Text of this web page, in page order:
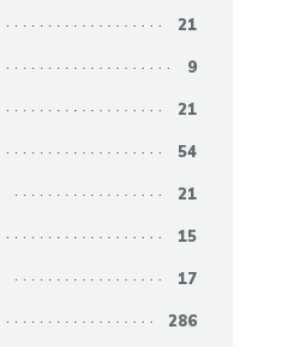
21
9
21
54
21
15
17
286